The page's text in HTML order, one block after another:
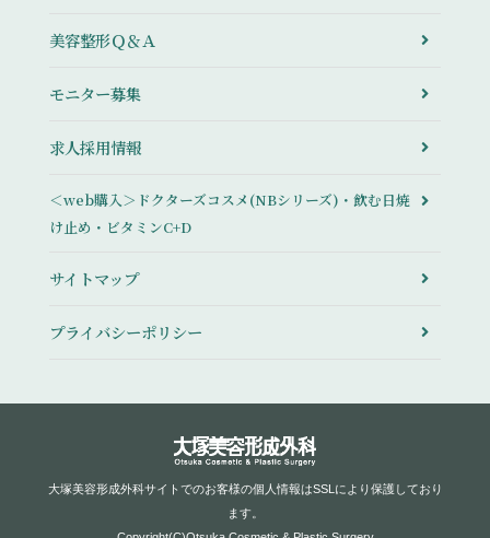
美容整形Ｑ＆Ａ
モニター募集
求人採用情報
＜web購入＞ドクターズコスメ(NBシリーズ)・飲む日焼
け止め・ビタミンC+D
サイトマップ
プライバシーポリシー
大塚美容形成外科サイトでのお客様の個人情報はSSLにより保護しており
ます。